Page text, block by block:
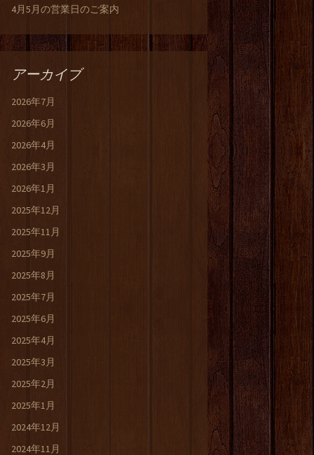
4月5月の営業日のご案内
アーカイブ
2026年7月
2026年6月
2026年4月
2026年3月
2026年1月
2025年12月
2025年11月
2025年9月
2025年8月
2025年7月
2025年6月
2025年4月
2025年3月
2025年2月
2025年1月
2024年12月
2024年11月